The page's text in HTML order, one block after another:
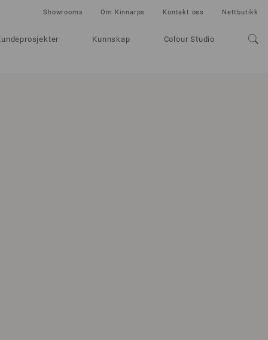
Kunnskap Colour Studio
Showrooms Om Kinnarps Kontakt oss Nettbutikk